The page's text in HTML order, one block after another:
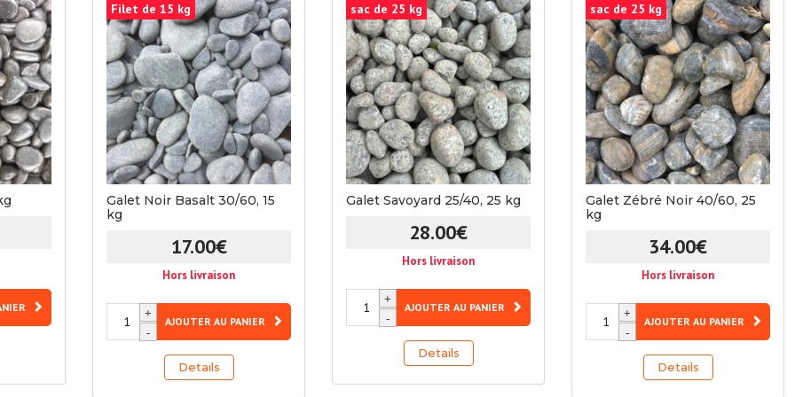
Filet de 15 kg
Galet Noir Basalt 30/60, 15
kg
17.00€
Hors livraison
AJOUTER AU PANIER
quantité+
-
Details
sac de 25 kg
Galet Savoyard 25/40, 25 kg
28.00€
Hors livraison
AJOUTER AU PANIER
quantité+
-
Details
sac de 25 kg
Galet Zébré Noir 40/60, 25
kg
34.00€
Hors livraison
AJOUTER AU PANIER
quantité+
-
Details